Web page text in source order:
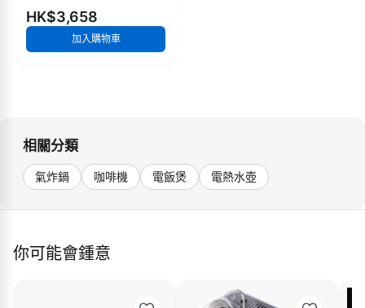
HK$3,658
加入購物車
相關分類
氣炸鍋 咖啡機 電飯煲 電熱水壺
你可能會鍾意